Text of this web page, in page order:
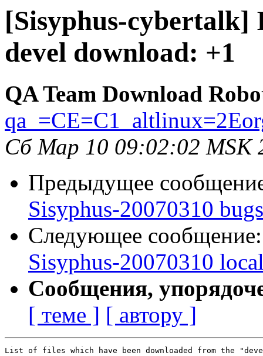
[Sisyphus-cybertalk]
devel download: +1
QA Team Download
Сб Мар 10 09:02:02 MSK
Предыдущее
Sisyphus-20070310
Следующее
Sisyphus-20070310
Сообщения,
[ теме ] [ автору ]
List of files which have been downloaded from the